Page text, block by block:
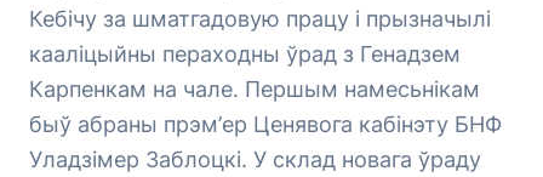
Кебічу за шматгадовую працу і прызначылі
кааліцыйны пераходны ўрад з Генадзем
Карпенкам на чале. Першым намесьнікам
быў абраны прэм’ер Ценявога кабінэту БНФ
Уладзімер Заблоцкі. У склад новага ўраду